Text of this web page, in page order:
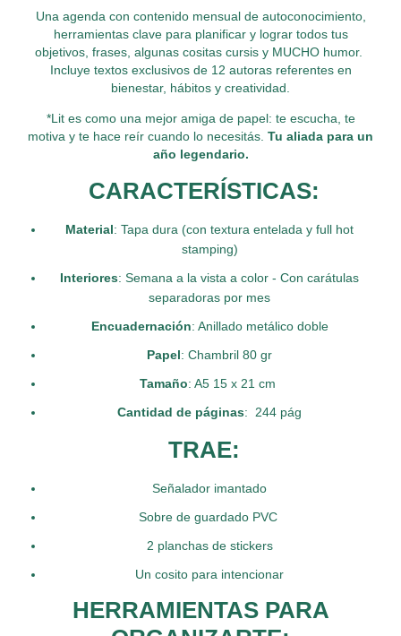
Una agenda con contenido mensual de autoconocimiento,
herramientas clave para planificar y lograr todos tus
objetivos, frases, algunas cositas cursis y MUCHO humor.
Incluye textos exclusivos de 12 autoras referentes en
bienestar, hábitos y creatividad.
*Lit es como una mejor amiga de papel: te escucha, te
motiva y te hace reír cuando lo necesitás. Tu aliada para un
año legendario.
CARACTERÍSTICAS:
Material: Tapa dura (con textura entelada y full hot
stamping)
Interiores: Semana a la vista a color - Con carátulas
separadoras por mes
Encuadernación: Anillado metálico doble
Papel: Chambril 80 gr
Tamaño: A5 15 x 21 cm
Cantidad de páginas: 244 pág
TRAE:
Señalador imantado
Sobre de guardado PVC
2 planchas de stickers
Un cosito para intencionar
HERRAMIENTAS PARA